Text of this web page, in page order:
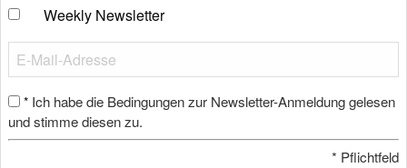
Weekly Newsletter
* Ich habe die Bedingungen zur Newsletter-Anmeldung gelesen
und stimme diesen zu.
* Pflichtfeld